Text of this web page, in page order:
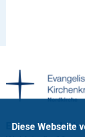
Evangelisch-
Diese Webseite